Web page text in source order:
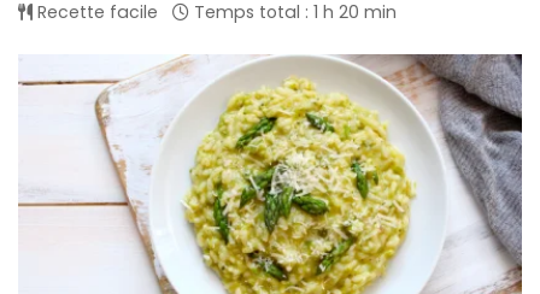
Recette facile Temps total : 1 h 20 min